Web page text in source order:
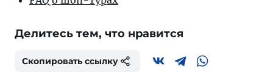
Делитесь тем, что нравится
Скопировать ссылку